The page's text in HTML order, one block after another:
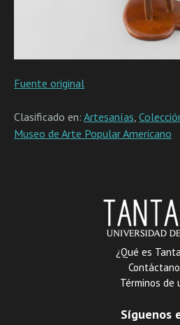
Fuente original
Clasificado en: Artesanías,
Museo de Arte Popular Americano
¿Qué es
Términos de
Síguenos